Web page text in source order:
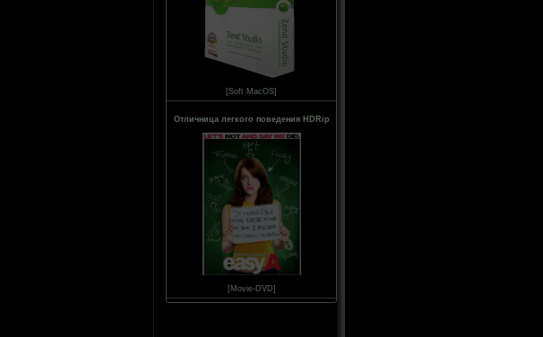
[Soft MacOS]
Отличница легкого поведения HDRip
[Movie-DVD]